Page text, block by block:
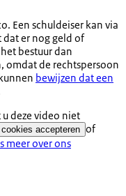
Een schuldeiser kan via
er nog geld of
bestuur dan
omdat de rechtspersoon
bewijzen dat een
deze video niet
accepteren of
meer over ons